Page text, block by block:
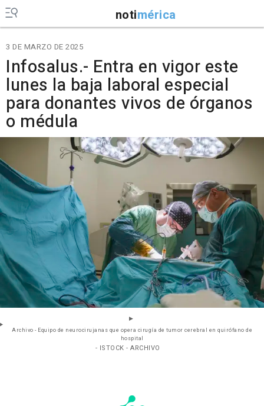
notimérica
3 DE MARZO DE 2025
Infosalus.- Entra en vigor este
lunes la baja laboral especial
para donantes vivos de órganos
o médula
Archivo - Equipo de neurocirujanas que opera cirugía de tumor cerebral en quirófano de
hospital
- ISTOCK - ARCHIVO